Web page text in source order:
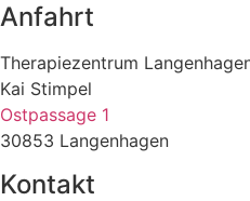
Anfahrt
Therapiezentrum
Kai Stimpel
Ostpassage 1
30853 Langenhagen
Kontakt